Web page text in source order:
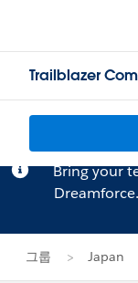
Trailblazer
Bring your
Dreamforce.
그룹 Japan